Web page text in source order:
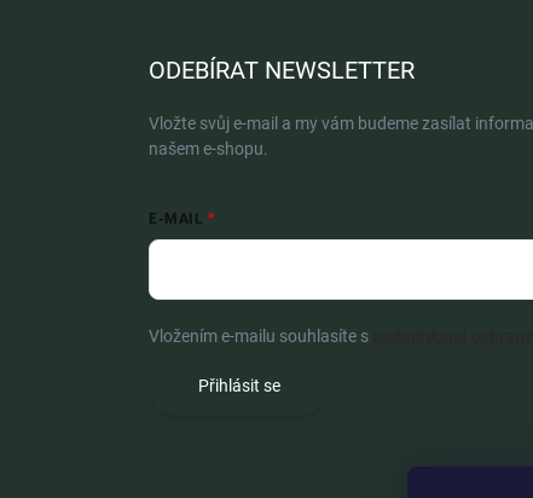
ODEBÍRAT NEWSLETTER
Vložte svůj e-mail a my vám budeme zasílat
našem e-shopu.
E-MAIL
Vložením e-mailu souhlasíte s
Přihlásit se